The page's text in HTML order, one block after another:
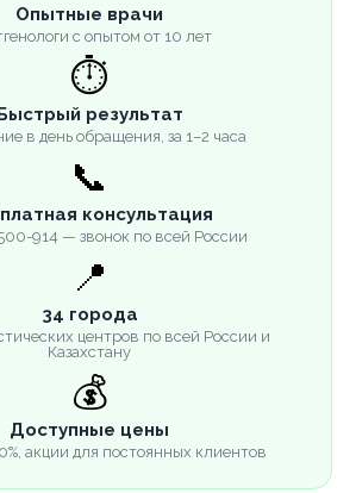
Опытные врачи
с опытом от 10 лет
⏱️
результат
в день обращения, за 1–2 часа
📞
консультация
914 — звонок по всей России
📍
34 города
центров по всей России и
Казахстану
💰
Доступные цены
акции для постоянных клиентов